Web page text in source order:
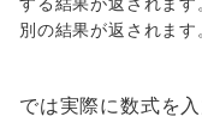
別の結果が返されます
では実際に数式を